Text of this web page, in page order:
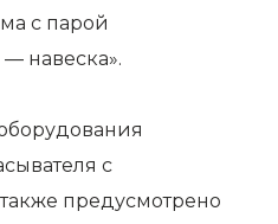
с парой
навеска».
с
предусмотрено